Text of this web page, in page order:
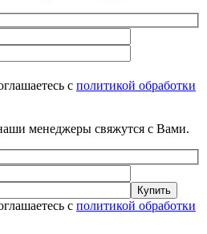
с политикой обработки
менеджеры свяжутся с Вами.
Купить
с политикой обработки